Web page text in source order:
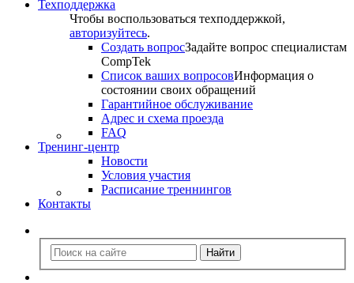
Техподдержка
Чтобы воспользоваться техподдержкой,
авторизуйтесь.
Создать вопросЗадайте вопрос специалистам
CompTek
Список ваших вопросовИнформация о
состоянии своих обращений
Гарантийное обслуживание
Адрес и схема проезда
FAQ
Тренинг-центр
Новости
Условия участия
Расписание треннингов
Контакты